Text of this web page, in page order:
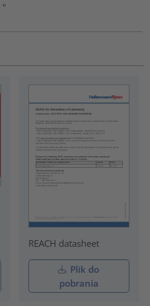
"
REACH datasheet
Plik do
pobrania